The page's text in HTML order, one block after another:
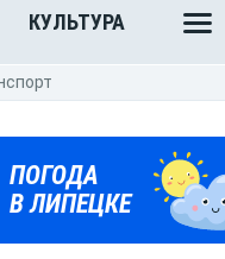
КУЛЬТУРА
ПОГОДА
В ЛИПЕЦКЕ
ГОРОСКОП
НА КАЖДЫЙ ДЕНЬ
ЛИПЕЦКИЕ
РЕАЛИИ
Новости Липецка и области